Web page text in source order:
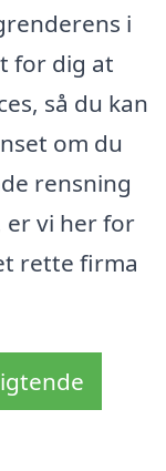
i
for dig at
så du kan
om du
rensning
er vi her for
rette firma